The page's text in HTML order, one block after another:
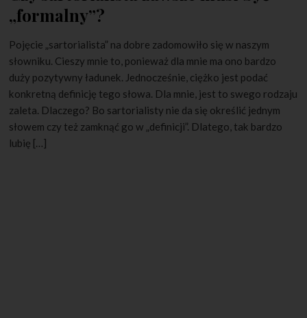
„formalny”?
Pojęcie „sartorialista” na dobre zadomowiło się w naszym
słowniku. Cieszy mnie to, ponieważ dla mnie ma ono bardzo
duży pozytywny ładunek. Jednocześnie, ciężko jest podać
konkretną definicję tego słowa. Dla mnie, jest to swego rodzaju
zaleta. Dlaczego? Bo sartorialisty nie da się określić jednym
słowem czy też zamknąć go w „definicji”. Dlatego, tak bardzo
lubię […]